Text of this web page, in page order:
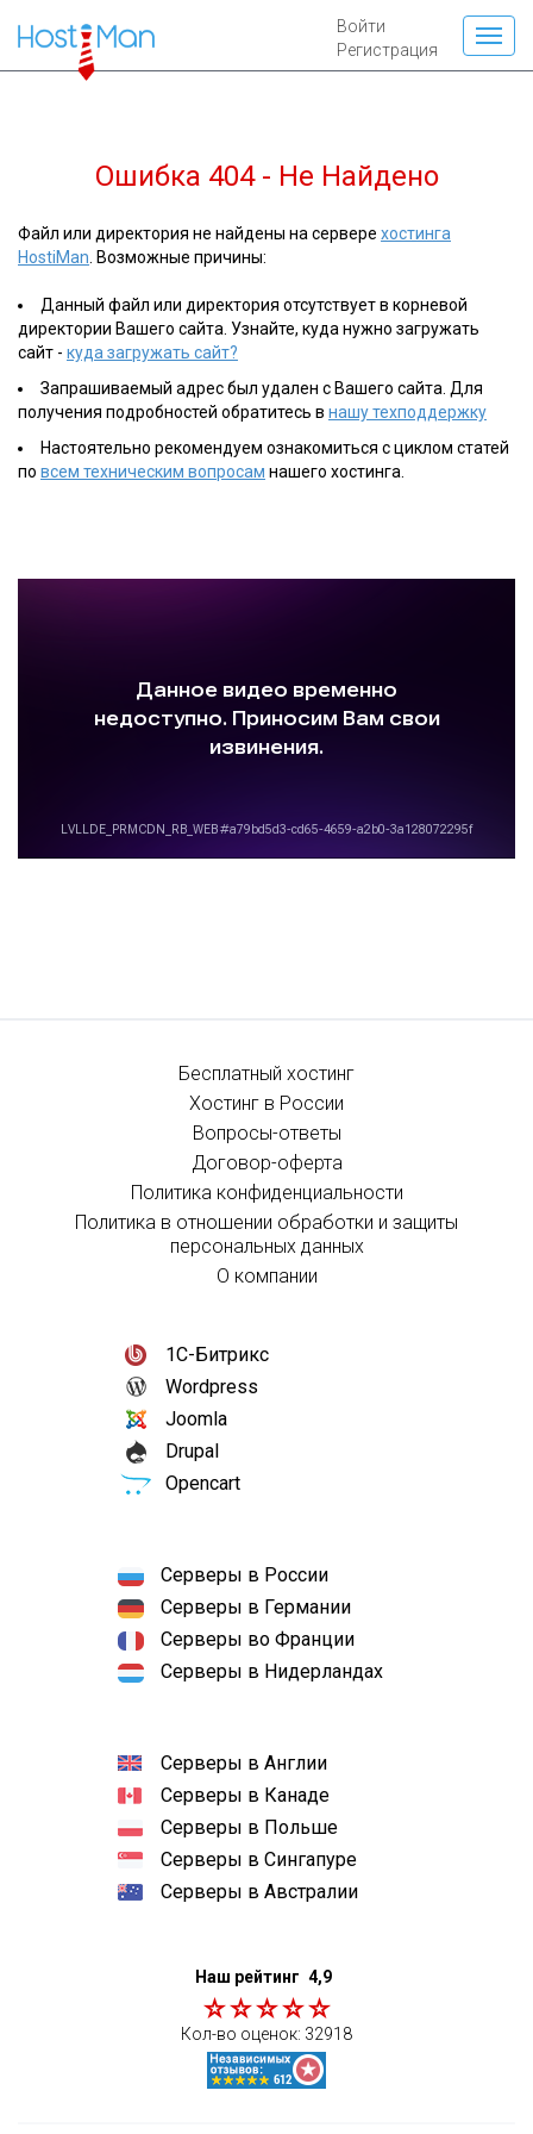
Войти
Регистрация
Ошибка 404 - Не Найдено
Файл или директория не найдены на сервере хостинга
HostiMan . Возможные причины:
Данный файл или директория отсутствует в корневой
директории Вашего сайта. Узнайте, куда нужно загружать
сайт - куда загружать сайт?
Запрашиваемый адрес был удален с Вашего сайта. Для
получения подробностей обратитесь в нашу техподдержку
Настоятельно рекомендуем ознакомиться с циклом статей
по всем техническим вопросам нашего хостинга.
Бесплатный хостинг
Хостинг в России
Вопросы-ответы
Договор-оферта
Политика конфиденциальности
Политика в отношении обработки и защиты
персональных данных
О компании
1С-Битрикс
Wordpress
Joomla
Drupal
Opencart
Серверы в России
Серверы в Германии
Серверы во Франции
Серверы в Нидерландах
Серверы в Англии
Серверы в Канаде
Серверы в Польше
Серверы в Сингапуре
Серверы в Австралии
Наш рейтинг 4,9
Кол-во оценок: 32918